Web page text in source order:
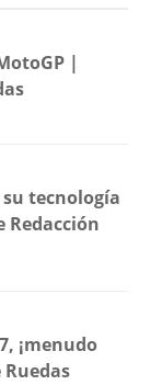
|
tecnología
Redacción
¡menudo